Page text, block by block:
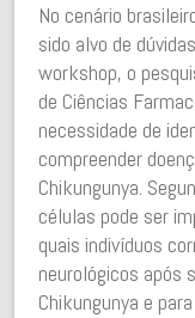
No cenário
sido alvo de
workshop, o
de Ciências
necessidade de
compreender
Chikungunya.
células pode ser
quais indivíduos
neurológicos após
Chikungunya e